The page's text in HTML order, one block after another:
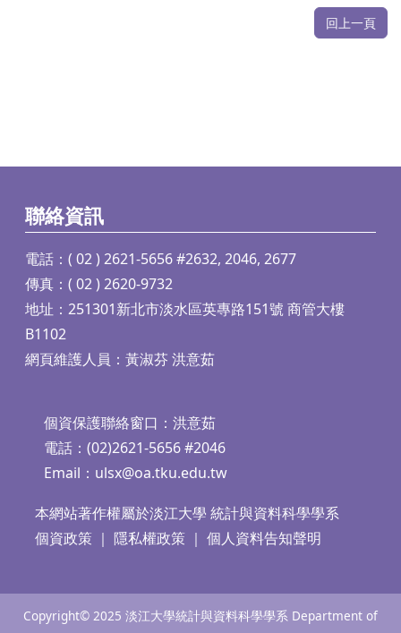
回上一頁
聯絡資訊
電話：( 02 ) 2621-5656 #2632, 2046, 2677
傳真：( 02 ) 2620-9732
地址：251301新北市淡水區英專路151號 商管大樓
B1102
網頁維護人員：黃淑芬 洪意茹
個資保護聯絡窗口：洪意茹
電話：(02)2621-5656 #2046
Email： ulsx@oa.tku.edu.tw
本網站著作權屬於淡江大學 統計與資料科學學系
個資政策｜ 隱私權政策｜ 個人資料告知聲明
Copyright© 2025 淡江大學統計與資料科學學系 Department of